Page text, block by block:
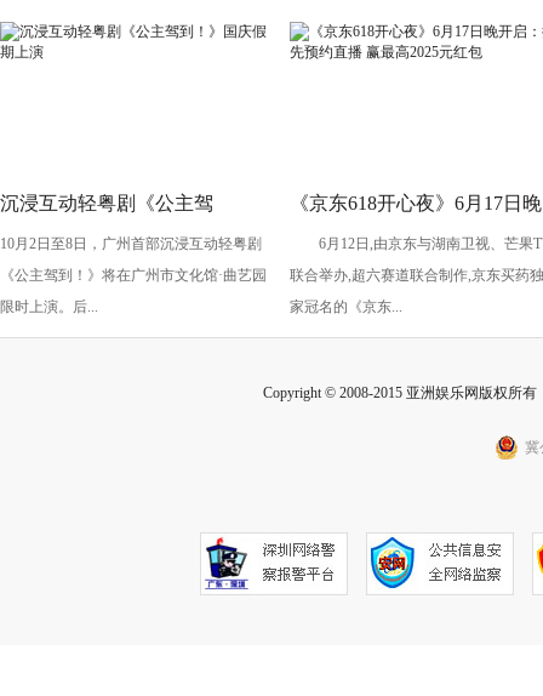
沉浸互动轻粤剧《公主驾
到！》国庆假期上演
10月2日至8日，广州首部沉浸互动轻粤剧
《公主驾到！》将在广州市文化馆·曲艺园
限时上演。后...
《京东618开心夜》6月17日晚
开启：抢先预约直播 赢最高
2025元红包
6月12日,由京东与湖南卫视、芒果
联合举办,超六赛道联合制作,京东买药独
家冠名的《京东...
Copyright © 2008-2015 亚洲娱乐网版权所
冀